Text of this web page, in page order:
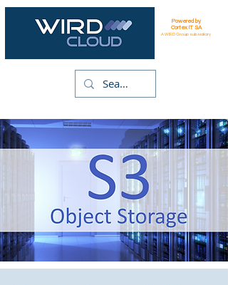
Powered by
Cortex IT SA
A WIRD Group subsidiary